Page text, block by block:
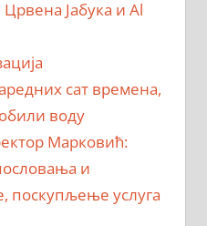
Јабука и Al
сат времена,
воду
Марковић:
и
поскупљење услуга